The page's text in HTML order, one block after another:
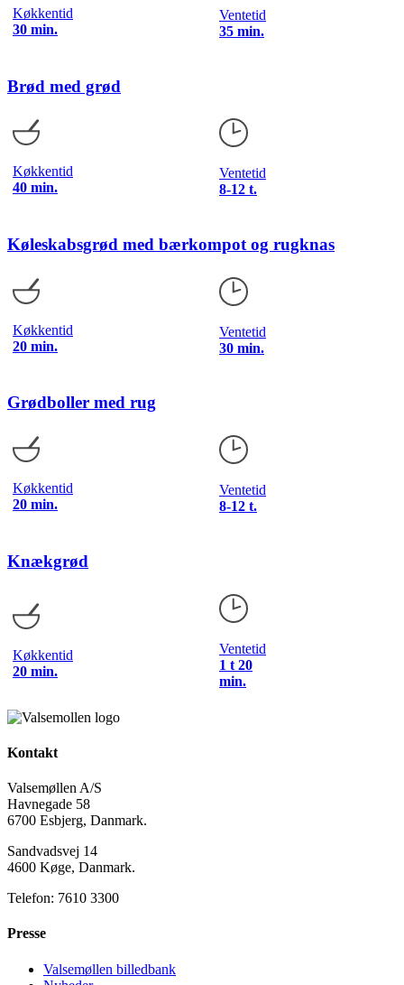
Køkkentid
30 min.
Ventetid
35 min.
Brød med grød
Køkkentid
40 min.
Ventetid
8-12 t.
Køleskabsgrød med bærkompot og rugknas
Køkkentid
20 min.
Ventetid
30 min.
Grødboller med rug
Køkkentid
20 min.
Ventetid
8-12 t.
Knækgrød
Køkkentid
20 min.
Ventetid
1 t 20
min.
Kontakt
Valsemøllen A/S
Havnegade 58
6700 Esbjerg, Danmark.
Sandvadsvej 14
4600 Køge, Danmark.
Telefon: 7610 3300
Presse
Valsemøllen billedbank